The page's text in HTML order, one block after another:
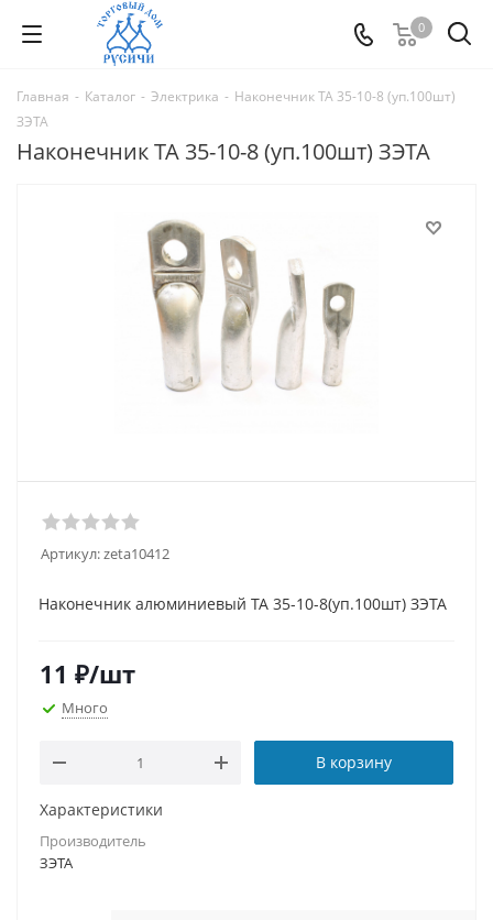
0
Главная - Каталог - Электрика - Наконечник ТА 35-10-8 (уп.100шт)
ЗЭТА
Наконечник ТА 35-10-8 (уп.100шт) ЗЭТА
Артикул:zeta10412
Наконечник алюминиевый ТА 35-10-8(уп.100шт) ЗЭТА
11 ₽/шт
Много
В корзину
Характеристики
Производитель
ЗЭТА